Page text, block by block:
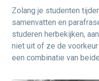
Zolang je studenten
samenvatten en
studeren herbekijken,
niet uit of ze de
een combinatie van